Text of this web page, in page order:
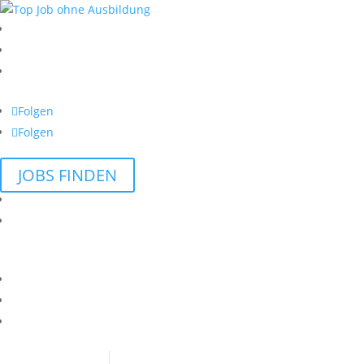
Folgen
Folgen
JOBS FINDEN